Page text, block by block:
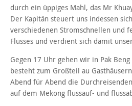
durch ein üppiges Mahl, das Mr
Der Kapitän steuert uns indessen
verschiedenen Stromschnellen und
Flusses und verdient sich damit
Gegen 17 Uhr gehen wir in Pak
besteht zum Großteil au
Abend für Abend die
auf dem Mekong flussauf- und